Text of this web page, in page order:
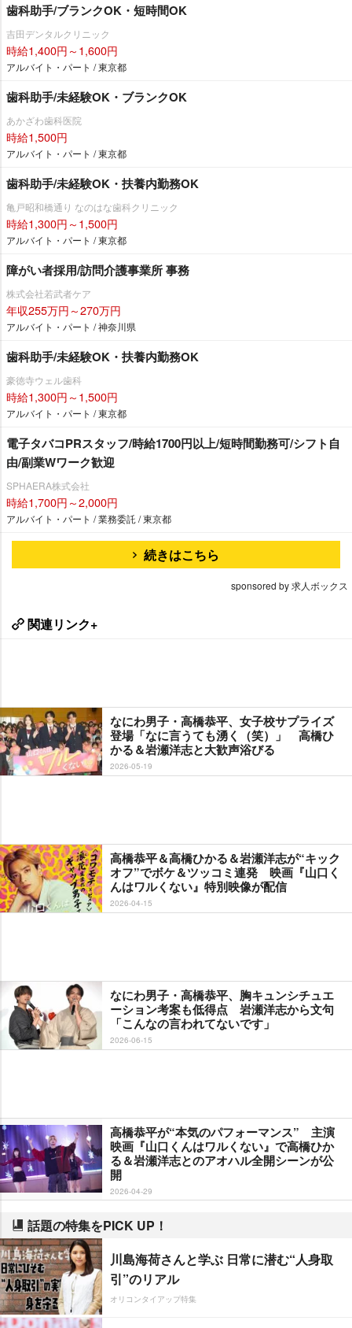
歯科助手/ブランクOK・短時間OK
吉田デンタルクリニック
時給1,400円～1,600円
アルバイト・パート / 東京都
歯科助手/未経験OK・ブランクOK
あかざわ歯科医院
時給1,500円
アルバイト・パート / 東京都
歯科助手/未経験OK・扶養内勤務OK
亀戸昭和橋通り なのはな歯科クリニック
時給1,300円～1,500円
アルバイト・パート / 東京都
障がい者採用/訪問介護事業所 事務
株式会社若武者ケア
年収255万円～270万円
アルバイト・パート / 神奈川県
歯科助手/未経験OK・扶養内勤務OK
豪徳寺ウェル歯科
時給1,300円～1,500円
アルバイト・パート / 東京都
電子タバコPRスタッフ/時給1700円以上/短時間勤務可/シフト自
由/副業Wワーク歓迎
SPHAERA株式会社
時給1,700円～2,000円
アルバイト・パート / 業務委託 / 東京都
続きはこちら
sponsored by 求人ボックス
関連リンク+
なにわ男子・高橋恭平、女子校サプライズ
登場「なに言うても湧く（笑）」 高橋ひ
かる＆岩瀬洋志と大歓声浴びる
2026-05-19
高橋恭平＆高橋ひかる＆岩瀬洋志が“キック
オフ”でボケ＆ツッコミ連発 映画『山口く
んはワルくない』特別映像が配信
2026-04-15
なにわ男子・高橋恭平、胸キュンシチュエ
ーション考案も低得点 岩瀬洋志から文句
「こんなの言われてないです」
2026-06-15
高橋恭平が“本気のパフォーマンス” 主演
映画『山口くんはワルくない』で高橋ひか
る＆岩瀬洋志とのアオハル全開シーンが公
開
2026-04-29
話題の特集をPICK UP！
川島海荷さんと学ぶ 日常に潜む“人身取
引”のリアル
オリコンタイアップ特集